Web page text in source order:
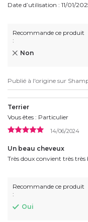
Date d’utilisation : 11/01/
Recommande ce produit
:
Non
Publié à l'origine sur
Terrier
Vous êtes : Particulier
14/06/2024
Un beau cheveux
Très doux convient très
Recommande ce produit
:
Oui